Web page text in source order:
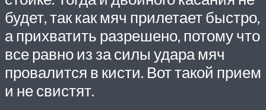
будет, так как мяч прилетает быстро,
а прихватить разрешено, потому что
все равно из за силы удара мяч
провалится в кисти. Вот такой прием
и не свистят.